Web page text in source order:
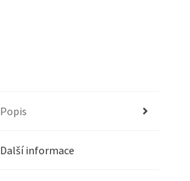
Popis
Další informace